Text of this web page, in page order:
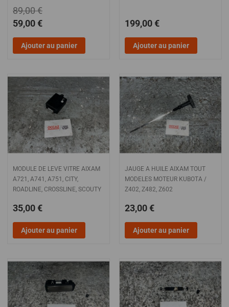
59,00 €
89,00 €
Ajouter au panier
199,00 €
Ajouter au panier
MODULE DE LEVE VITRE AIXAM
A721, A741, A751, CITY,
ROADLINE, CROSSLINE, SCOUTY
35,00 €
Ajouter au panier
JAUGE A HUILE AIXAM TOUT
MODELES MOTEUR KUBOTA /
Z402, Z482, Z602
23,00 €
Ajouter au panier